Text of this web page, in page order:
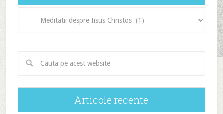
articole
Articole recente